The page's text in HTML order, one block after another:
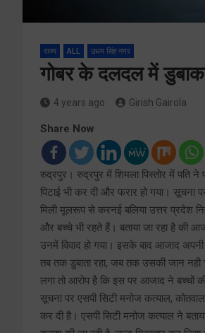
राज्य ALL उधम सिंह नगर
गोबर के दलदल में
4 years ago Girish Gairola
Share Now
रुद्रपुर। रुद्रपुर में शिमला पिस्तोर में पति
पिटाई भी कर दी और फरार हो गया। सूचना
मिली मूलरूप से करनई बलिया उत्तर प्रदेश
और बच्चे भी रहते हैं। बताया जा रहा है की
उनमें विवाद हो गया। इसके बाद आजाद
तब तक डुबाता रहा, जब तक उसकी जान
लगा तो आरोप है कि इस पर आजाद ने बच्चों
सूचना पर एसपी सिटी मनोज कत्याल,
कर दी है। एसपी सिटी मनोज कत्याल ने